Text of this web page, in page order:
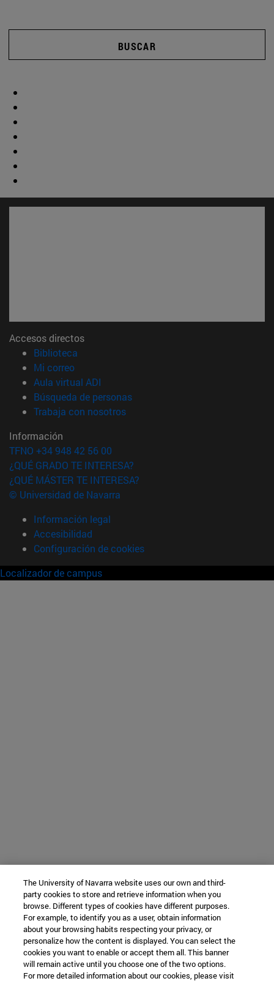
BUSCAR
Accesos directos
Biblioteca
Mi correo(abre en nueva ventana)
Aula virtual ADI
Búsqueda de personas(abre en nueva ventana)
Trabaja con nosotros(abre en nueva ventana)
Información
TFNO +34 948 42 56 00
¿QUÉ GRADO TE INTERESA?
¿QUÉ MÁSTER TE INTERESA?
© Universidad de Navarra
Información legal
Accesibilidad
Configuración de cookies
Localizador de campus
The University of Navarra website uses our own and third-
party cookies to store and retrieve information when you
browse. Different types of cookies have different purposes.
For example, to identify you as a user, obtain information
about your browsing habits respecting your privacy, or
personalize how the content is displayed. You can select the
cookies you want to enable or accept them all. This banner
will remain active until you choose one of the two options.
For more detailed information about our cookies, please visit